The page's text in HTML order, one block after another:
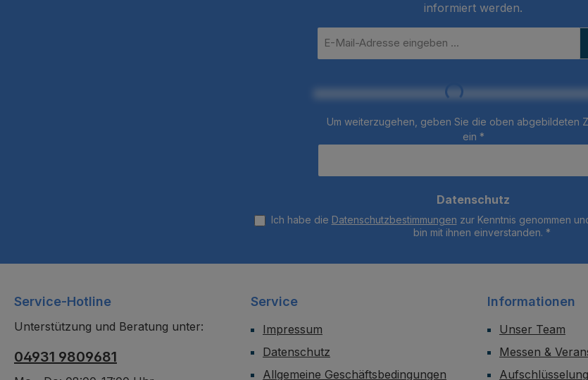
informiert werden.
Mail-
Loading...
Um weiterzugehen, geben Sie die oben abgebildeten
ein *
Datenschutz
Ich habe die Datenschutzbestimmungen zur Kenntnis genommen
bin mit ihnen einverstanden. *
Service-Hotline
Unterstützung und Beratung unter:
04931 9809681
Service
Impressum
Datenschutz
Allgemeine Geschäftsbedingungen
Informationen
Unser Team
Messen &